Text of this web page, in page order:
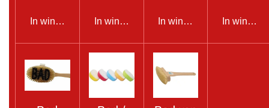
In winkelwagenIn winkelwagenIn winkelwagenIn